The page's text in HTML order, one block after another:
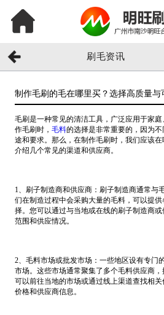
刷毛资讯
制作毛刷的毛在哪里买？选择高质量与
毛刷是一种常见的清洁工具，广泛应用于家
作毛刷时， 毛料的选择是非常重要的，因为
途和要求。那么，在制作毛刷时，我们应该
介绍几个常见的渠道和供应商。
1、刷子制造商和供应商：刷子制造商通常与
们在制造过程中会采购大量的毛料，可以提
择。您可以通过与当地或在线的刷子制造商
范围和供应情况。
2、毛料市场或批发市场：一些地区设有专门
市场。这些市场通常聚集了多个毛料供应商
可以前往当地的市场或通过线上渠道查找相关
价格和供应商信息。